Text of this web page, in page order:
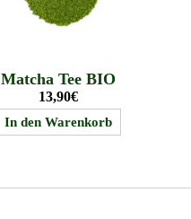
Matcha Tee BIO
13,90€